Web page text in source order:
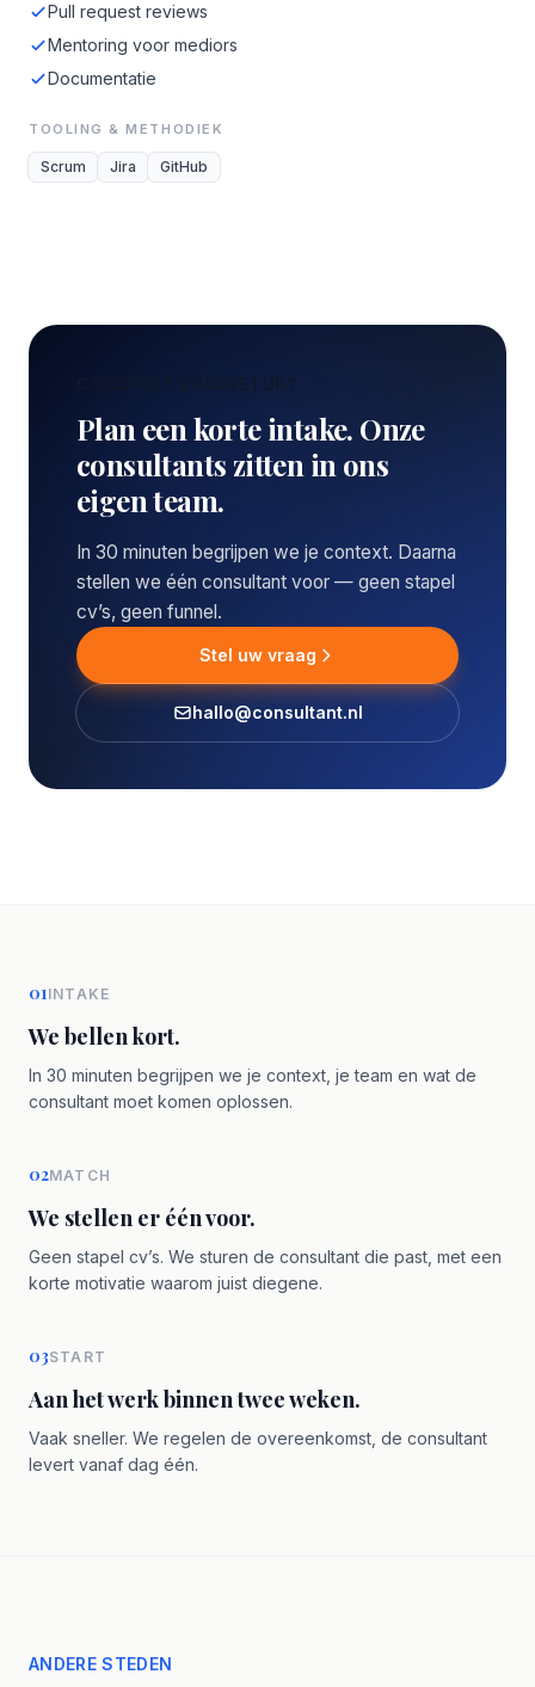
Pull request reviews
Mentoring voor mediors
Documentatie
TOOLING & METHODIEK
Scrum Jira GitHub
CONCREET VRAAGSTUK?
Plan een korte intake. Onze
consultants zitten in ons
eigen team.
In 30 minuten begrijpen we je context. Daarna
stellen we één consultant voor — geen stapel
cv’s, geen funnel.
Stel uw vraag
hallo@consultant.nl
01INTAKE
We bellen kort.
In 30 minuten begrijpen we je context, je team en wat de
consultant moet komen oplossen.
02MATCH
We stellen er één voor.
Geen stapel cv’s. We sturen de consultant die past, met een
korte motivatie waarom juist diegene.
03START
Aan het werk binnen twee weken.
Vaak sneller. We regelen de overeenkomst, de consultant
levert vanaf dag één.
ANDERE STEDEN